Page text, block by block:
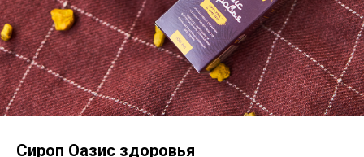
Сироп Оазис здоровья